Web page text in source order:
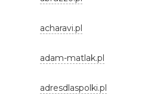
acharavi.pl
adam-matlak.pl
adresdlaspolki.pl